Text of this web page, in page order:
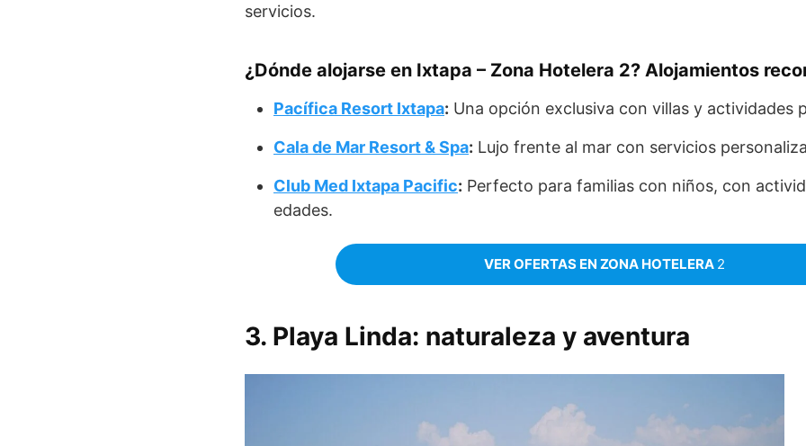
servicios.
¿Dónde alojarse en Ixtapa – Zona Hotelera 2? Alojamientos
Pacífica Resort Ixtapa: Una opción exclusiva con villas y actividades
Cala de Mar Resort & Spa: Lujo frente al mar con servicios
Club Med Ixtapa Pacific: Perfecto para familias con niños, con
edades.
VER OFERTAS EN ZONA HOTELERA 2
3. Playa Linda: naturaleza y aventura